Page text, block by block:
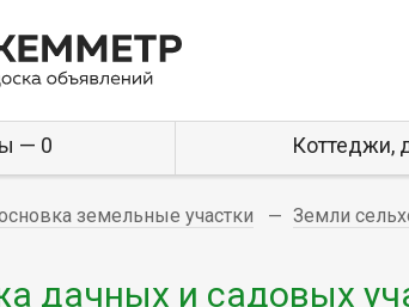
— 0 Коттеджи,
земельные участки Земли
дачных и садовых